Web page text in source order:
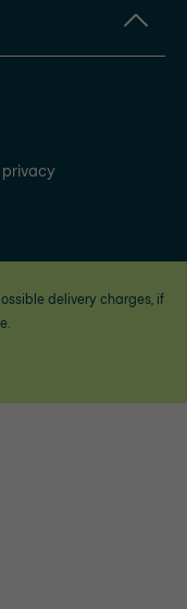
privacy
delivery charges, if